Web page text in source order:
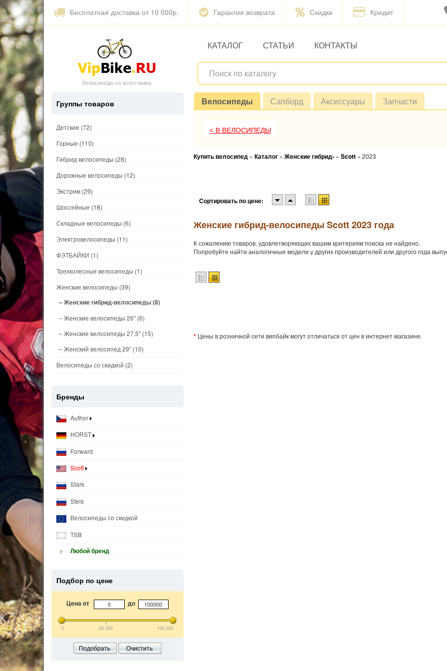
Бесплатная доставка от 10 000р. Гарантия возврата Скидки Кредит
Велосипеды со всего мира
КАТАЛОГ СТАТЬИ КОНТАКТЫ
Велосипеды Сапборд Аксессуары Запчасти
< В ВЕЛОСИПЕДЫ
Купить велосипед » Каталог » Женские гибрид- » Scott » 2023
Сортировать по цене:
Женские гибрид-велосипеды Scott 2023 года
К сожалению товаров, удовлетворяющих вашим критериям поиска не найдено.
Попробуйте найти аналогичные модели у других производителей или другого года
* Цены в розничной сети випбайк могут отличаться от цен в интернет магазине.
Группы товаров
Детские (72)
Горные (110)
Гибрид-велосипеды (28)
Дорожные велосипеды (12)
Экстрим (29)
Шоссейные (18)
Складные велосипеды (6)
Электровелосипеды (11)
ФЭТБАЙКИ (1)
Трехколесные велосипеды (1)
Женские велосипеды (39)
– Женские гибрид-велосипеды(8)
– Женские велосипеды 26" (6)
– Женские велосипеды 27,5" (15)
– Женский велосипед 29" (10)
Велосипеды со скидкой (2)
Бренды
Author
HORST
Forward
Scott
Stark
Stels
Велосипеды со скидкой
TSB
Любой бренд
Подбор по цене
Цена от до
0 30 000 100 000
Подобрать Очистить